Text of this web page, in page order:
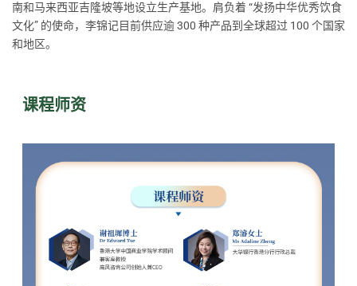
南和马来西亚吉隆坡等地设立生产基地。肩负着 “发扬中华优秀饮食
文化” 的使命，李锦记目前供应逾 300 种产品到全球超过 100 个国家
和地区。
课程师资